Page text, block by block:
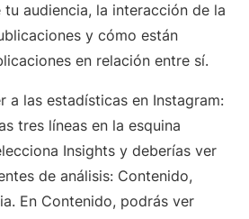
audiencia, la interacción de la
y cómo están
en relación entre sí.
a las estadísticas en Instagram:
tres líneas en la esquina
Insights y deberías ver
de análisis: Contenido,
En Contenido, podrás ver